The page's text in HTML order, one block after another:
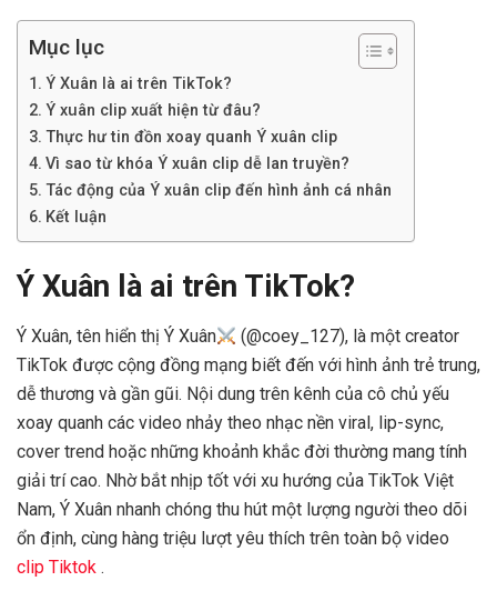
Mục lục
Ý Xuân là ai trên TikTok?
Ý xuân clip xuất hiện từ đâu?
Thực hư tin đồn xoay quanh Ý xuân clip
Vì sao từ khóa Ý xuân clip dễ lan truyền?
Tác động của Ý xuân clip đến hình ảnh cá nhân
Kết luận
Ý Xuân là ai trên TikTok?
Ý Xuân, tên hiển thị Ý Xuân
(@coey_127), là một creator
TikTok được cộng đồng mạng biết đến với hình ảnh trẻ trung,
dễ thương và gần gũi. Nội dung trên kênh của cô chủ yếu
xoay quanh các video nhảy theo nhạc nền viral, lip-sync,
cover trend hoặc những khoảnh khắc đời thường mang tính
giải trí cao. Nhờ bắt nhịp tốt với xu hướng của TikTok Việt
Nam, Ý Xuân nhanh chóng thu hút một lượng người theo dõi
ổn định, cùng hàng triệu lượt yêu thích trên toàn bộ video
clip Tiktok .